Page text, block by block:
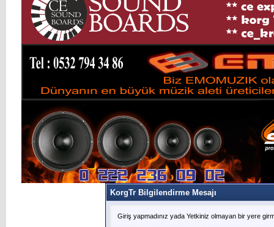
KorgTr Bilgilendirme Mesajı
Giriş yapmadınız yada Yetkiniz olmayan bir yere